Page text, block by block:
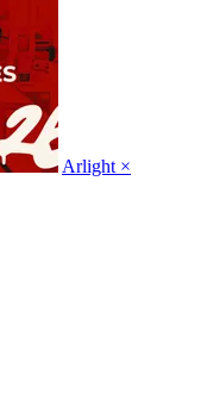
Arlight ×